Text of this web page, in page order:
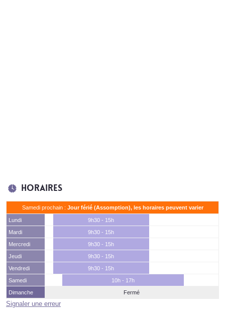
Horaires
Samedi prochain : Jour férié (Assomption), les horaires peuvent varier
Lundi
9h30 - 15h
Mardi
9h30 - 15h
Mercredi
9h30 - 15h
Jeudi
9h30 - 15h
Vendredi
9h30 - 15h
Samedi
10h - 17h
Dimanche
Fermé
Signaler une erreur